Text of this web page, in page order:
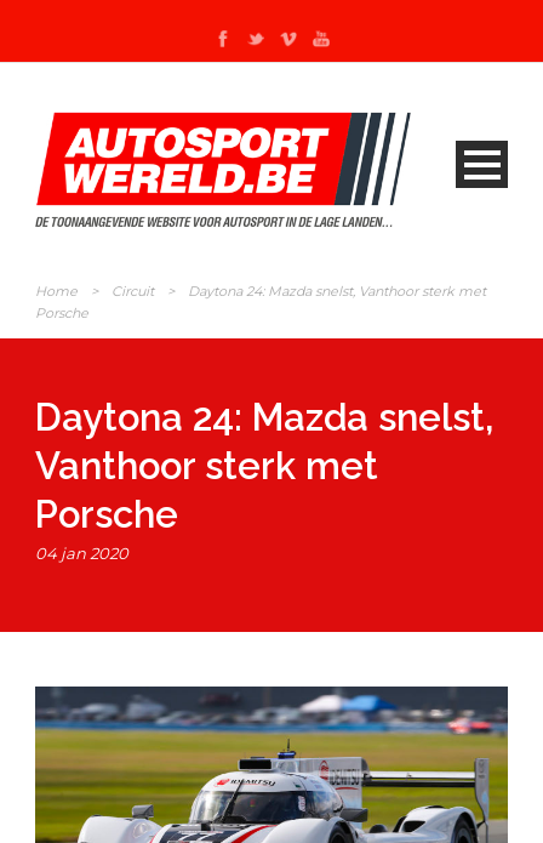
Home > Circuit >
Daytona 24: Mazda snelst, Vanthoor sterk met
Porsche
Daytona 24: Mazda snelst,
Vanthoor sterk met
Porsche
04 jan 2020